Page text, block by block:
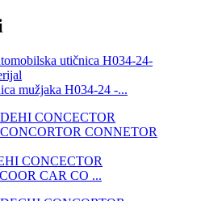
mužjaka H034-24 -...
CONCECTOR
CAR CO ...